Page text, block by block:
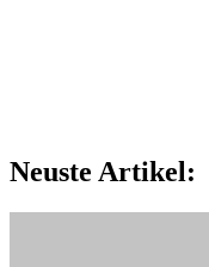
Neuste Artikel: